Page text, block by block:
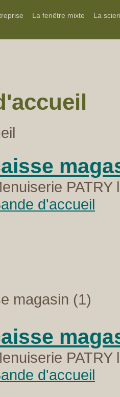
La fenêtre mixte La
d'accueil
magasin (1)
d'accueil